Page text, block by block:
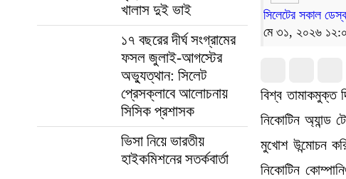
খালাস দুই ভাই
১৭ বছরের দীর্ঘ সংগ্রামের
ফসল জুলাই-আগস্টের
অভ্যুত্থান: সিলেট
প্রেসক্লাবে আলোচনায়
সিসিক প্রশাসক
ভিসা নিয়ে ভারতীয়
হাইকমিশনের সতর্কবার্তা
সিলেটের সকাল
মে ৩১, ২০২৬
বিশ্ব তামাকমুক্ত
নিকোটিন অ্যান্ড
মুখোশ উন্মোচন
নিকোটিন